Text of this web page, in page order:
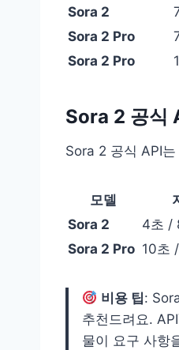
Sora 2
Sora 2 Pro
Sora 2 Pro
Sora 2 공식
Sora 2 공식 API
모델
Sora 2
4초 /
Sora 2 Pro 10초
비용 팁:
추천드려요.
물이 요구 사항